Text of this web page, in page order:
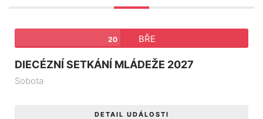
20 BŘE
DIECÉZNÍ SETKÁNÍ MLÁDEŽE 2027
Sobota
DETAIL UDÁLOSTI